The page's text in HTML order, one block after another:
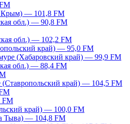
Крым) — 101,8 FM
обл.) — 90,8 FM
обл.) — 102,2 FM
край) — 95,0 FM
(Хабаровский край) — 99,9 FM
обл.) — 88,4 FM
(Ставропольский край) — 104,5 FM
FM
край) — 100,0 FM
Тыва) — 104,8 FM